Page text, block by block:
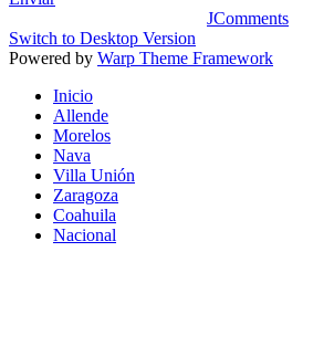
JComments
Switch to Desktop Version
Powered by Warp Theme Framework
Inicio
Allende
Morelos
Nava
Villa Unión
Zaragoza
Coahuila
Nacional